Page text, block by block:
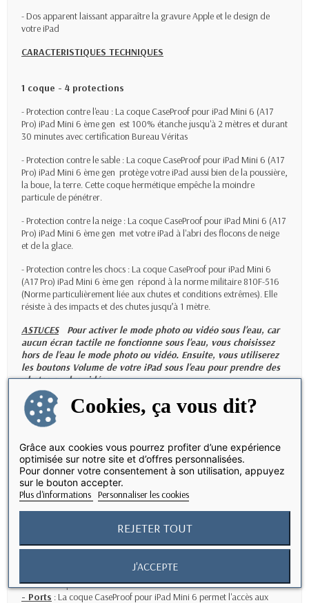
- Dos apparent laissant apparaître la gravure Apple et le design de
votre iPad
CARACTERISTIQUES TECHNIQUES
1 coque - 4 protections
- Protection contre l'eau : La coque CaseProof pour iPad Mini 6 (A17
Pro) iPad Mini 6 ème gen est 100% étanche jusqu'à 2 mètres et durant
30 minutes avec certification Bureau Véritas
- Protection contre le sable : La coque CaseProof pour iPad Mini 6 (A17
Pro) iPad Mini 6 ème gen protège votre iPad aussi bien de la poussière,
la boue, la terre. Cette coque hermétique empêche la moindre
particule de pénétrer.
- Protection contre la neige : La coque CaseProof pour iPad Mini 6 (A17
Pro) iPad Mini 6 ème gen met votre iPad à l'abri des flocons de neige
et de la glace.
- Protection contre les chocs : La coque CaseProof pour iPad Mini 6
(A17 Pro) iPad Mini 6 ème gen répond à la norme militaire 810F-516
(Norme particulièrement liée aux chutes et conditions extrêmes). Elle
résiste à des impacts et des chutes jusqu’à 1 mètre.
ASTUCESPour activer le mode photo ou vidéo sous l'eau, car
aucun écran tactile ne fonctionne sous l'eau, vous choisissez
hors de l'eau le mode photo ou vidéo. Ensuite, vous utiliserez
les boutons Volume de votre iPad sous l'eau pour prendre des
photos ou des vidéos.
CONCEPTION
Cette coque CaseProof est la meilleure protection pour votre iPad Mini
finesse et de résistance. Un film plastique transparent assure la
protection de votre écran et la parfaite restitution des fonctionnalités
tactiles.
FONCTIONNALITES
Grâce une lentille anti reflets, la
coque CaseProof permet de filmer et prendre des photos sans en
affecter la qualité.
Les membranes techniques de la coque CaseProof pour
iPad Mini 6 permettent le bon fonctionnement du son de votre tablette.
- Ports : La coque CaseProof pour iPad Mini 6 permet l'accès aux
Cookies, ça vous dit?
Grâce aux cookies vous pourrez profiter d’une expérience
optimisée sur notre site et d’offres personnalisées.
Pour donner votre consentement à son utilisation, appuyez
sur le bouton accepter.
Plus d'informations Personnaliser les cookies
REJETER TOUT
J'ACCEPTE